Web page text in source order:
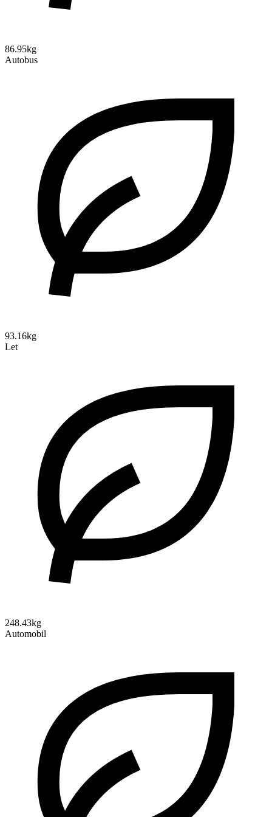
86.95kg
Autobus
93.16kg
Let
248.43kg
Automobil